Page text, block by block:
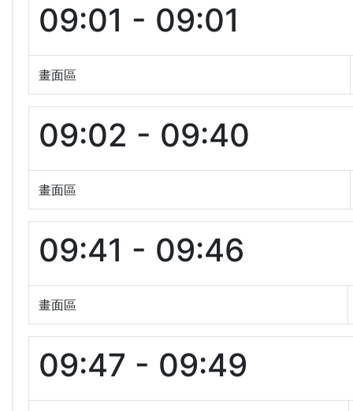
09:01 - 09:01
畫面區
09:02 - 09:40
畫面區
09:41 - 09:46
畫面區
09:47 - 09:49